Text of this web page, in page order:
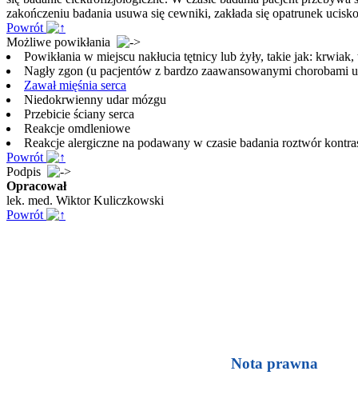
zakończeniu badania usuwa się cewniki, zakłada się opatrunek
Powrót
Możliwe powikłania
Powikłania w miejscu nakłucia tętnicy lub żyły, takie jak:
Nagły zgon (u pacjentów z bardzo zaawansowanymi chorobami
Zawał mięśnia serca
Niedokrwienny udar mózgu
Przebicie ściany serca
Reakcje omdleniowe
Reakcje alergiczne na podawany w czasie badania roztwór
Powrót
Podpis
Opracował
lek. med. Wiktor Kuliczkowski
Powrót
Nota prawna